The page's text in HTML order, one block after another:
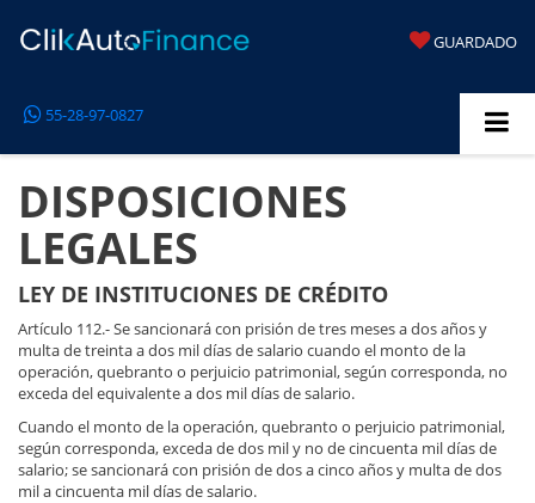
GUARDADO
55-28-97-0827
DISPOSICIONES
LEGALES
LEY DE INSTITUCIONES DE CRÉDITO
Artículo 112.- Se sancionará con prisión de tres meses a dos años y
multa de treinta a dos mil días de salario cuando el monto de la
operación, quebranto o perjuicio patrimonial, según corresponda, no
exceda del equivalente a dos mil días de salario.
Cuando el monto de la operación, quebranto o perjuicio patrimonial,
según corresponda, exceda de dos mil y no de cincuenta mil días de
salario; se sancionará con prisión de dos a cinco años y multa de dos
mil a cincuenta mil días de salario.